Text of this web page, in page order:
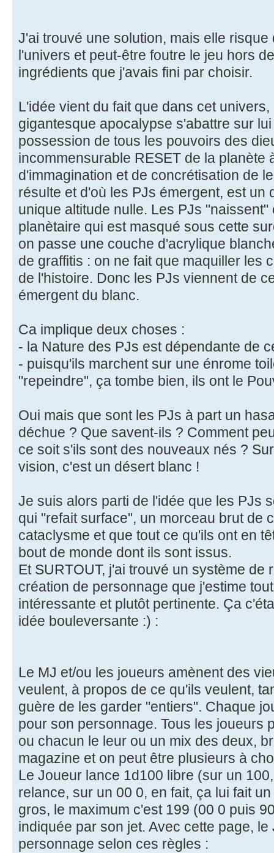
J'ai trouvé une solution, mais elle
l'univers et peut-être foutre le jeu hors
ingrédients que j'avais fini par choisir.
L'idée vient du fait que dans cet
gigantesque apocalypse s'abattre sur
possession de tous les pouvoirs des
incommensurable RESET de la planète
d'immagination et de concrétisation de
résulte et d'où les PJs émergent, est un
unique altitude nulle. Les PJs
planètaire qui est masqué sous cette
on passe une couche d'acrylique
de graffitis : on ne fait que maquiller les
de l'histoire. Donc les PJs viennent de
émergent du blanc.
Ca implique deux choses :
- la Nature des PJs est dépendante de
- puisqu'ils marchent sur une énrome
"repeindre", ça tombe bien, ils ont le
Oui mais que sont les PJs à part un
déchue ? Que savent-ils ? Comment
ce soit s'ils sont des nouveaux nés ?
vision, c'est un désert blanc !
Je suis alors parti de l'idée que les PJs
qui "refait surface", un morceau brut de
cataclysme et que tout ce qu'ils ont en
bout de monde dont ils sont issus.
Et SURTOUT, j'ai trouvé un système de
création de personnage que j'estime
intéressante et plutôt pertinente. Ça
idée bouleversante :) :
Le MJ et/ou les joueurs amènent des
veulent, à propos de ce qu'ils veulent,
guère de les garder "entiers". Chaque
pour son personnage. Tous les joueurs
ou chacun le leur ou un mix des deux,
magazine et on peut être plusieurs à
Le Joueur lance 1d100 libre (sur un
relance, sur un 00 0, en fait, ça lui fait
gros, le maximum c'est 199 (00 0 puis
indiquée par son jet. Avec cette page,
personnage selon ces règles :